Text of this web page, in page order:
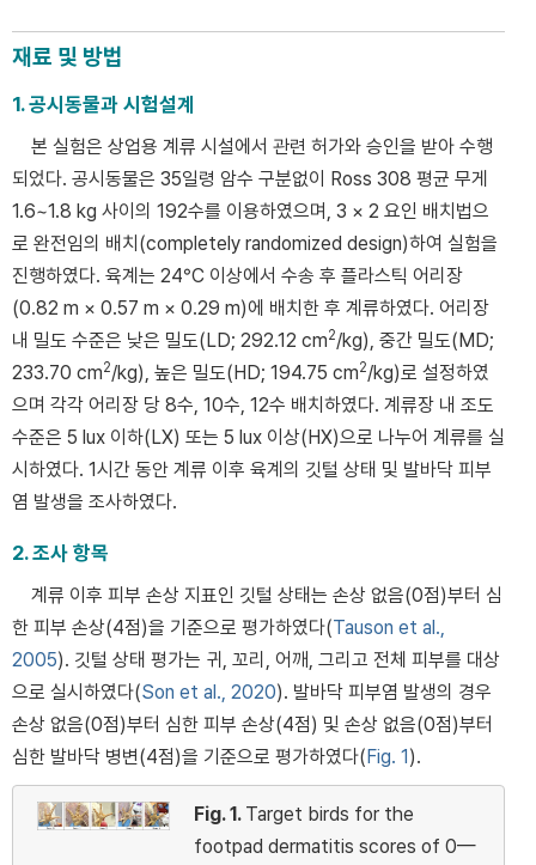
재료 및 방법
1. 공시동물과 시험설계
본 실험은 상업용 계류 시설에서 관련 허가와 승인을 받아 수행
되었다. 공시동물은 35일령 암수 구분없이 Ross 308 평균 무게
1.6~1.8 kg 사이의 192수를 이용하였으며, 3 × 2 요인 배치법으
로 완전임의 배치(completely randomized design)하여 실험을
진행하였다. 육계는 24°C 이상에서 수송 후 플라스틱 어리장
(0.82 m × 0.57 m × 0.29 m)에 배치한 후 계류하였다. 어리장
내 밀도 수준은 낮은 밀도(LD; 292.12 cm2/kg), 중간 밀도(MD;
233.70 cm2/kg), 높은 밀도(HD; 194.75 cm2/kg)로 설정하였
으며 각각 어리장 당 8수, 10수, 12수 배치하였다. 계류장 내 조도
수준은 5 lux 이하(LX) 또는 5 lux 이상(HX)으로 나누어 계류를 실
시하였다. 1시간 동안 계류 이후 육계의 깃털 상태 및 발바닥 피부
염 발생을 조사하였다.
2. 조사 항목
계류 이후 피부 손상 지표인 깃털 상태는 손상 없음(0점)부터 심
한 피부 손상(4점)을 기준으로 평가하였다(Tauson et al.,
2005). 깃털 상태 평가는 귀, 꼬리, 어깨, 그리고 전체 피부를 대상
으로 실시하였다(Son et al., 2020). 발바닥 피부염 발생의 경우
손상 없음(0점)부터 심한 피부 손상(4점) 및 손상 없음(0점)부터
심한 발바닥 병변(4점)을 기준으로 평가하였다(Fig. 1).
Fig. 1. Target birds for the
footpad dermatitis scores of 0—